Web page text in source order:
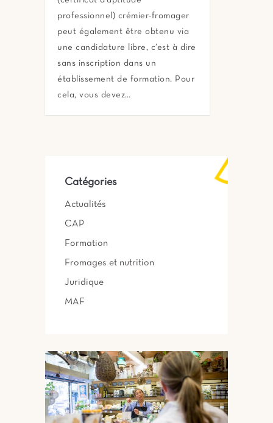
professionnel) crémier-fromager
peut également être obtenu via
une candidature libre, c’est à dire
sans inscription dans un
établissement de formation. Pour
cela, vous devez…
Catégories
Actualités
CAP
Formation
Fromages et nutrition
Juridique
MAF